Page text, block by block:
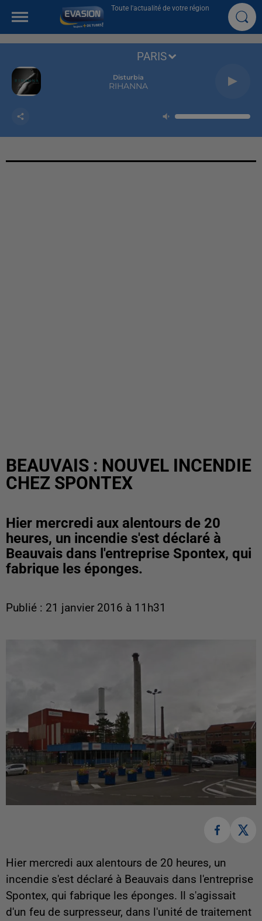
Toute l'actualité de votre région
Disturbia
RIHANNA
PARIS
BEAUVAIS : NOUVEL INCENDIE
CHEZ SPONTEX
Hier mercredi aux alentours de 20
heures, un incendie s'est déclaré à
Beauvais dans l'entreprise Spontex, qui
fabrique les éponges.
Publié : 21 janvier 2016 à 11h31
Hier mercredi aux alentours de 20 heures, un
incendie s'est déclaré à Beauvais dans l'entreprise
Spontex, qui fabrique les éponges. Il s'agissait
d'un feu de surpresseur, dans l'unité de traitement